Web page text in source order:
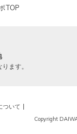
TOP
ます。
ついて
Copyright